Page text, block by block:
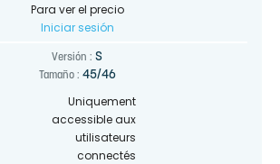
Para ver el precio
Iniciar sesión
Versión : S
Tamaño : 45/46
Uniquement
accessible aux
utilisateurs
connectés